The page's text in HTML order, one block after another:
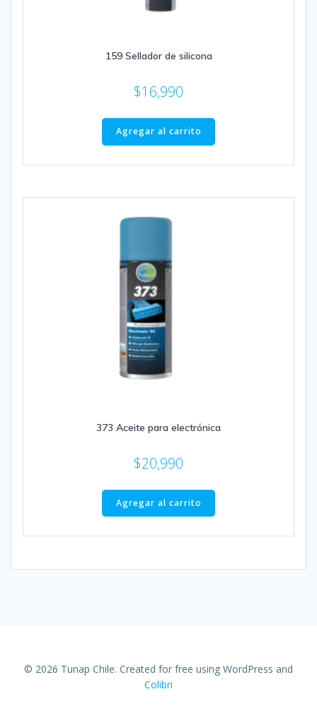
159 Sellador de silicona
$16,990
Agregar al carrito
373 Aceite para electrónica
$20,990
Agregar al carrito
© 2026 Tunap Chile. Created for free using WordPress and
Colibri